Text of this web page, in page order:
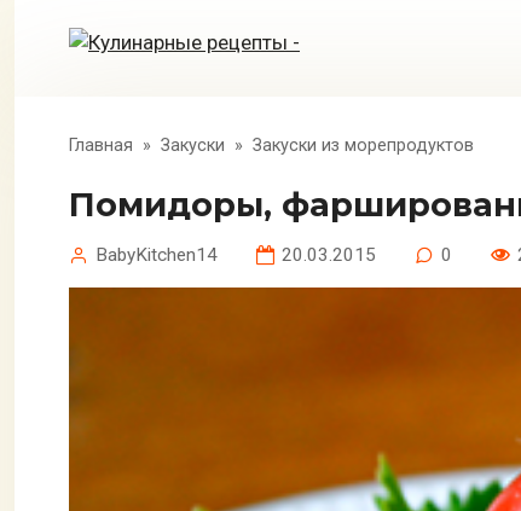
Главная » Закуски » Закуски из морепродуктов
Помидоры,
BabyKitchen14 20.03.2015 0